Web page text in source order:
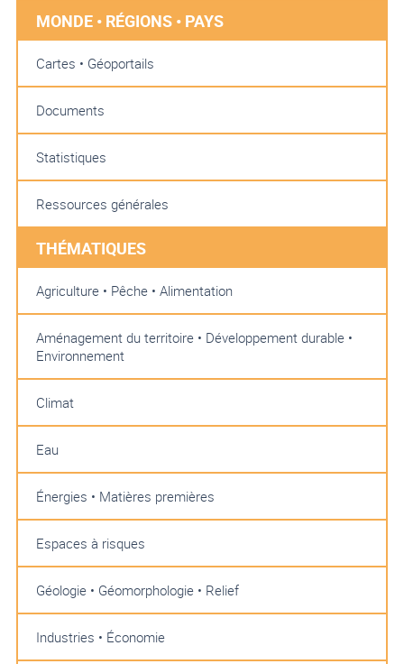
MONDE • RÉGIONS • PAYS
Cartes • Géoportails
Documents
Statistiques
Ressources générales
THÉMATIQUES
Agriculture • Pêche • Alimentation
Aménagement du territoire • Développement durable •
Environnement
Climat
Eau
Énergies • Matières premières
Espaces à risques
Géologie • Géomorphologie • Relief
Industries • Économie